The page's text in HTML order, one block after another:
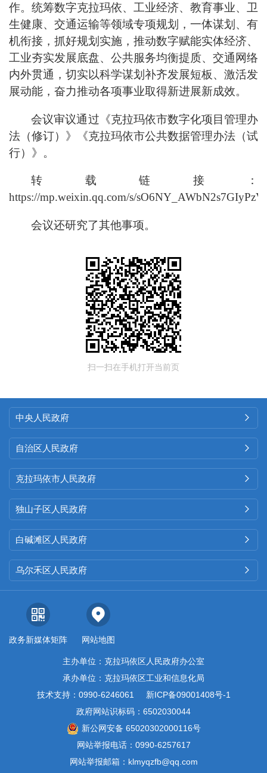
作。统筹数字克拉玛依、工业经济、教育事业、卫
生健康、交通运输等领域专项规划，一体谋划、有
机衔接，抓好规划实施，推动数字赋能实体经济、
工业夯实发展底盘、公共服务均衡提质、交通网络
内外贯通，切实以科学谋划补齐发展短板、激活发
展动能，奋力推动各项事业取得新进展新成效。
会议审议通过《克拉玛依市数字化项目管理办
法（修订）》《克拉玛依市公共数据管理办法（试
行）》。
转载链接：
https://mp.weixin.qq.com/s/
会议还研究了其他事项。
扫一扫在手机打开当前页
中央人民政府 
自治区人民政府 
克拉玛依市人民政府 
独山子区人民政府 
白碱滩区人民政府 
乌尔禾区人民政府 
政务新媒体矩阵 网站地图
主办单位：克拉玛依区人民政府办公室
承办单位：克拉玛依区工业和信息化局
技术支持：0990-6246061
新ICP备09001408号-1
政府网站识标码：6502030044
新公网安备 65020302000116号
网站举报电话：0990-6257617
网站举报邮箱：klmyqzfb@qq.com